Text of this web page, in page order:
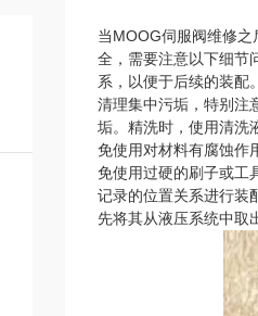
当MOOG伺服阀维修
全，需要注意以下细节
系，以便于后续的装配
清理集中污垢，特别注
垢。精洗时，使用清洗
免使用对材料有腐蚀作
免使用过硬的刷子或工
记录的位置关系进行装
先将其从液压系统中取